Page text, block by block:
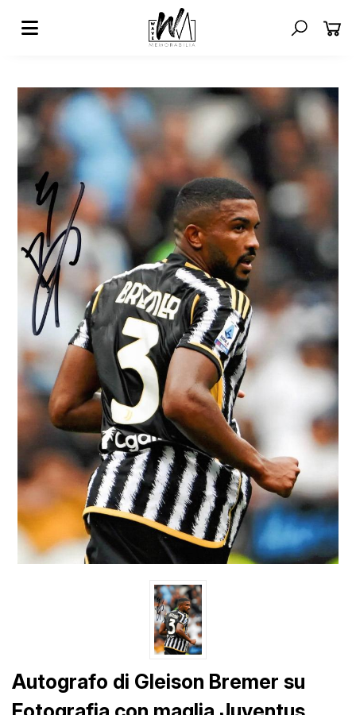
Autografo di Gleison Bremer su